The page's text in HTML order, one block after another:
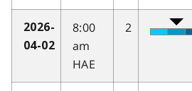
2026-
04-02
8:00
am
HAE
2